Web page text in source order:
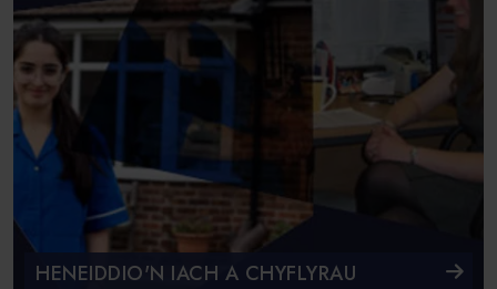
HENEIDDIO'N IACH A CHYFLYRAU